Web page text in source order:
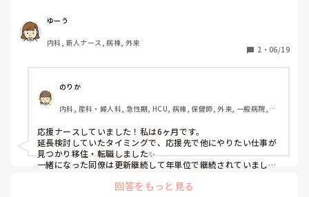
ゆーう
内科, 新人ナース, 病棟, 外来
2 ・ 06/19
のりか
内科, 産科・婦人科, 急性期, HCU, 病棟, 保健師, 外来, 一般病院, 大
応援ナースしていました！私は6ヶ月です。
延長検討していたタイミングで、応援先で他にやりたい仕事が
見つかり移住・転職しました✨
一緒になった同僚は更新継続して年単位で継続されていました
看護師仲間も数人応援ナースしています。今も色々な地域に応
回答をもっと見る